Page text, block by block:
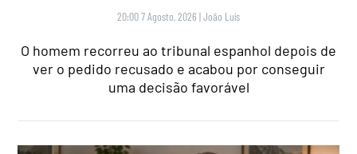
20:00 7 Agosto, 2026 |João Luís
O homem recorreu ao tribunal espanhol depois de
ver o pedido recusado e acabou por conseguir
uma decisão favorável